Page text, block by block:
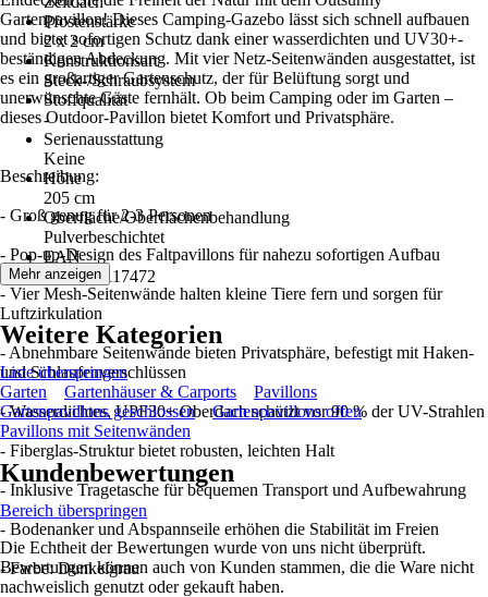
Pfostenstärke
2 x 2 cm
Konstruktionsart
Steck-/Schraubsystem
Stoffqualität
-
Serienausstattung
Keine
Höhe
205 cm
Oberfläche/Oberflächenbehandlung
Pulverbeschichtet
EAN
4255923117472
Gartenpavillon! Dieses Camping-Gazebo lässt sich schnell aufbauen
und bietet sofortigen Schutz dank einer wasserdichten und UV30+-
beständigen Abdeckung. Mit vier Netz-Seitenwänden ausgestattet, ist
es ein großartiger Gartenschutz, der für Belüftung sorgt und
unerwünschte Gäste fernhält. Ob beim Camping oder im Garten –
dieses Outdoor-Pavillon bietet Komfort und Privatsphäre.
Beschreibung:
- Groß genug für 2-3 Personen
- Pop-up-Design des Faltpavillons für nahezu sofortigen Aufbau
- Vier Mesh-Seitenwände halten kleine Tiere fern und sorgen für
Luftzirkulation
- Abnehmbare Seitenwände bieten Privatsphäre, befestigt mit Haken-
und Schlaufenverschlüssen
- Wasserdichtes, UPF30+ Oberdach schützt vor 90 % der UV-Strahlen
- Fiberglas-Struktur bietet robusten, leichten Halt
- Inklusive Tragetasche für bequemen Transport und Aufbewahrung
- Bodenanker und Abspannseile erhöhen die Stabilität im Freien
- Farbe: Dunkelgrau
Mehr anzeigen
Weitere Kategorien
Liste überspringen
Garten
Gartenhäuser & Carports
Pavillons
Gartenpavillons geschlossen
Gartenpavillons offen
Pavillons mit Seitenwänden
Kundenbewertungen
Bereich überspringen
Die Echtheit der Bewertungen wurde von uns nicht überprüft.
Bewertungen können auch von Kunden stammen, die die Ware nicht
nachweislich genutzt oder gekauft haben.